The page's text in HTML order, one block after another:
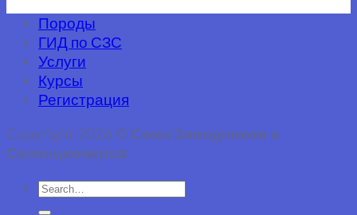
Породы
ГИД по СЗС
Услуги
Курсы
Регистрация
Copyright 2026 © Союз Заводчиков и
Селекционеров